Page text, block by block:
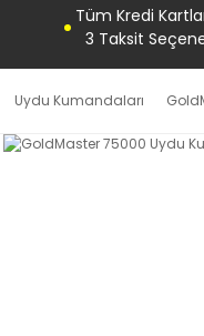
Tüm Kredi
3 Taksit
Uydu Kumandaları